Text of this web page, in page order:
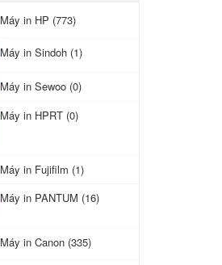
Máy in HP (773)
Máy in Sindoh (1)
Máy in Sewoo (0)
Máy in HPRT (0)
Máy in Fujifilm (1)
Máy in PANTUM (16)
Máy in Canon (335)